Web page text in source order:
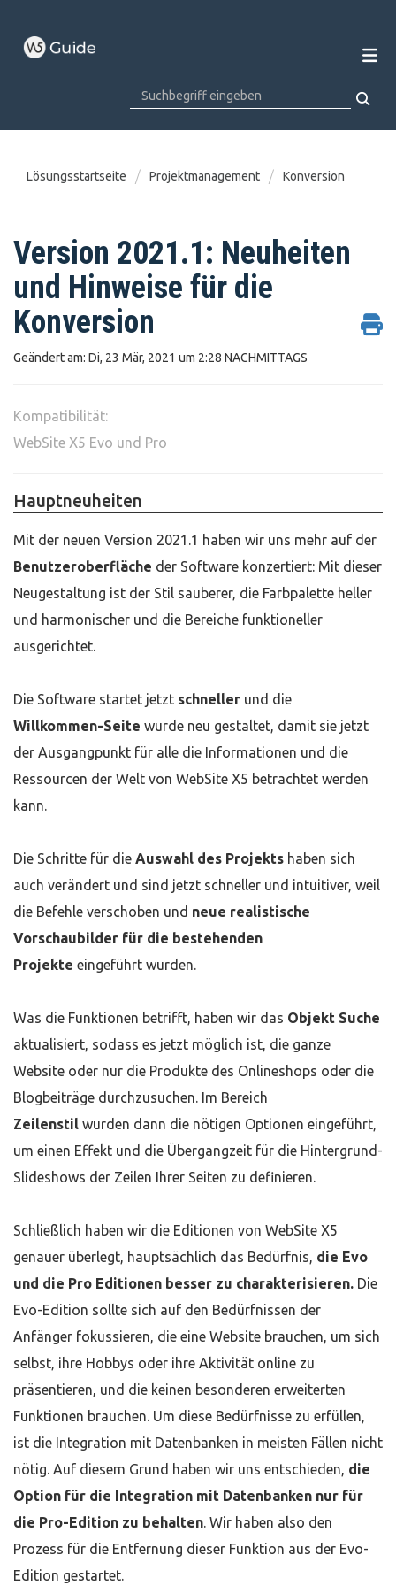
Lösungsstartseite Projektmanagement Konversion
Version 2021.1: Neuheiten
und Hinweise für die
Konversion
Geändert am: Di, 23 Mär, 2021 um 2:28 NACHMITTAGS
Kompatibilität:
WebSite X5 Evo und Pro
Hauptneuheiten
Mit der neuen Version 2021.1 haben wir uns mehr auf der
Benutzeroberfläche der Software konzertiert: Mit dieser
Neugestaltung ist der Stil sauberer, die Farbpalette heller
und harmonischer und die Bereiche funktioneller
ausgerichtet.
Die Software startet jetzt schneller und die
Willkommen-Seite wurde neu gestaltet, damit sie jetzt
der Ausgangpunkt für alle die Informationen und die
Ressourcen der Welt von WebSite X5 betrachtet werden
kann.
Die Schritte für die Auswahl des Projekts haben sich
auch verändert und sind jetzt schneller und intuitiver, weil
die Befehle verschoben und neue realistische
Vorschaubilder für die bestehenden
Projekte eingeführt wurden.
Was die Funktionen betrifft, haben wir das Objekt Suche
aktualisiert, sodass es jetzt möglich ist, die ganze
Website oder nur die Produkte des Onlineshops oder die
Blogbeiträge durchzusuchen. Im Bereich
Zeilenstil wurden dann die nötigen Optionen eingeführt,
um einen Effekt und die Übergangzeit für die Hintergrund-
Slideshows der Zeilen Ihrer Seiten zu definieren.
Schließlich haben wir die Editionen von WebSite X5
genauer überlegt, hauptsächlich das Bedürfnis, die Evo
und die Pro Editionen besser zu charakterisieren. Die
Evo-Edition sollte sich auf den Bedürfnissen der
Anfänger fokussieren, die eine Website brauchen, um sich
selbst, ihre Hobbys oder ihre Aktivität online zu
präsentieren, und die keinen besonderen erweiterten
Funktionen brauchen. Um diese Bedürfnisse zu erfüllen,
ist die Integration mit Datenbanken in meisten Fällen nicht
nötig. Auf diesem Grund haben wir uns entschieden, die
Option für die Integration mit Datenbanken nur für
die Pro-Edition zu behalten. Wir haben also den
Prozess für die Entfernung dieser Funktion aus der Evo-
Edition gestartet.